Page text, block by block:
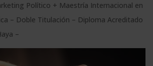
Político + Maestría Internacional en
– Doble Titulación – Diploma Acreditado
–